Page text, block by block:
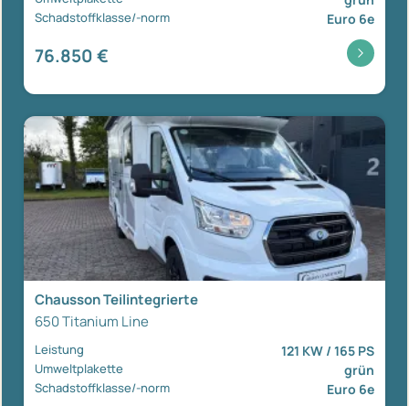
Schadstoffklasse/-norm Euro 6e
76.850 €
Chausson Teilintegrierte
650 Titanium Line
Leistung 121 KW / 165 PS
Umweltplakette grün
Schadstoffklasse/-norm Euro 6e